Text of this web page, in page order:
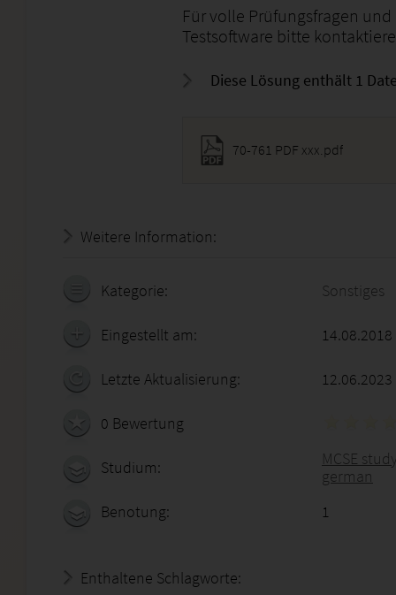
Für volle Prüfungsfragen
Testsoftware bitte
Diese Lösung enthält 1
70-761 PDF xxx.pdf
Weitere Information:
Kategorie: Sonstiges
Eingestellt am:
Letzte Aktualisierung: 12.06.2023
0 Bewertung
Studium:
MCSE
german
Benotung:
1
Enthaltene Schlagworte: